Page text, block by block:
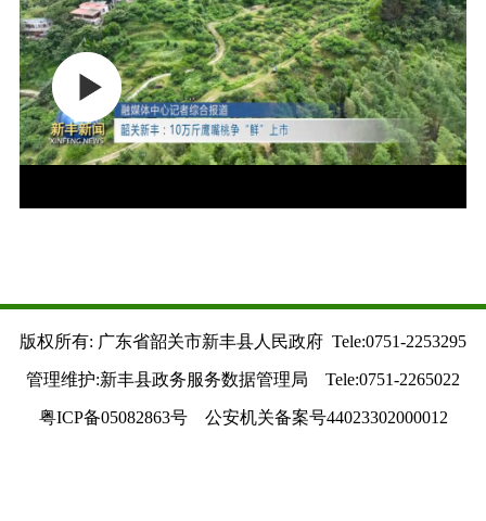
版权所有: 广东省韶关市新丰县人民政府 Tele:0751-2253295
管理维护:新丰县政务服务数据管理局 Tele:0751-2265022
粤ICP备05082863号 公安机关备案号44023302000012